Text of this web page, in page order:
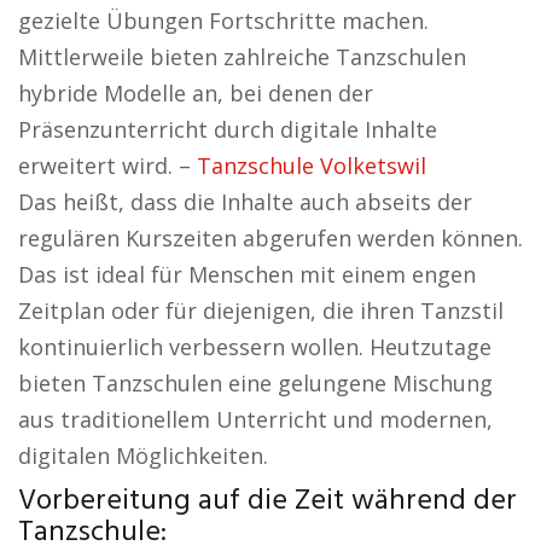
gezielte Übungen Fortschritte machen.
Mittlerweile bieten zahlreiche Tanzschulen
hybride Modelle an, bei denen der
Präsenzunterricht durch digitale Inhalte
erweitert wird. – Tanzschule Volketswil
Das heißt, dass die Inhalte auch abseits der
regulären Kurszeiten abgerufen werden können.
Das ist ideal für Menschen mit einem engen
Zeitplan oder für diejenigen, die ihren Tanzstil
kontinuierlich verbessern wollen. Heutzutage
bieten Tanzschulen eine gelungene Mischung
aus traditionellem Unterricht und modernen,
digitalen Möglichkeiten.
Vorbereitung auf die Zeit während der
Tanzschule: